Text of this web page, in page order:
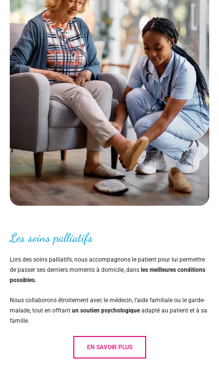
Les soins palliatifs
Lors des soins palliatifs, nous accompagnons le patient pour lui permettre
de passer ses derniers moments à domicile, dans les meilleures conditions
possibles.
Nous collaborons étroitement avec le médecin, l’aide familiale ou le garde-
malade, tout en offrant un soutien psychologiqueadapté au patient et à sa
famille.
EN SAVOIR PLUS